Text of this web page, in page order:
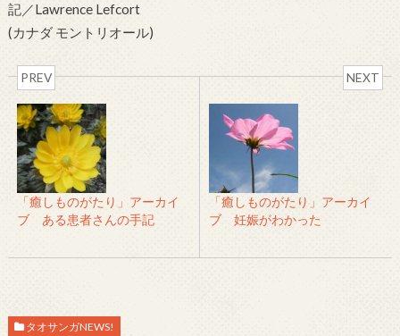
記／Lawrence Lefcort
(カナダ モントリオール)
PREV
「癒しものがたり」アーカイ
ブ ある患者さんの手記
NEXT
「癒しものがたり」アーカイ
ブ 妊娠がわかった
タオサンガNEWS!